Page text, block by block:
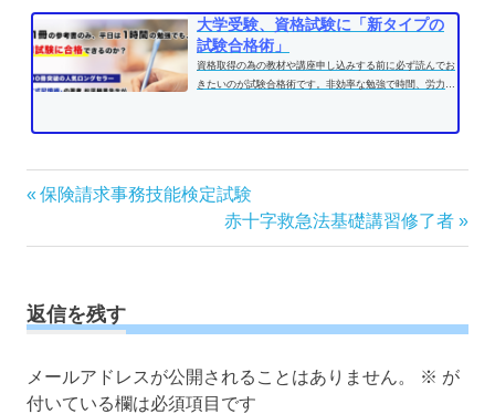
大学受験、資格試験に「新タイプの
試験合格術」
資格取得の為の教材や講座申し込みする前に必ず読んでお
きたいのが試験合格術です。非効率な勉強で時間、労力を
投
ナ
ゲ
シ
ョ
前
記
保険請求事務技能検定試験
次
の
赤十字救急法基礎講習修了者
返信を残す
メールアドレスが公開されることはありません。 ※ が
付いている欄は必須項目です